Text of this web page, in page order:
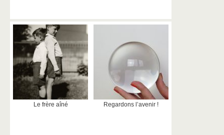
Le frère aîné Regardons l’avenir !